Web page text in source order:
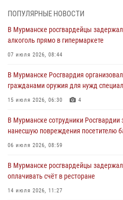
комиссий в преддверии выборов
31 июля 2026, 08:48 3
Сотрудники Росгвардии задержали
30 июля 2026, 14:09
В Управлении Росгвардии по
30 июля 2026, 14:05
В Управлении Росгвардии по
равноапостольного великого князя
29 июля 2026, 12:17 4
ПОПУЛЯРНЫЕ НОВОСТИ
В Мурманске росгвардейцы
алкоголь прямо в гипермаркете
07 июля 2026, 08:44
В Мурманске Росгвардия
гражданами оружия для нужд
15 июля 2026, 06:30 4
В Мурманске сотрудники
нанесшую повреждения посетителю
06 июля 2026, 08:59
В Мурманске росгвардейцы
оплачивать счёт в ресторане
14 июля 2026, 11:27